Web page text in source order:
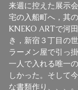
来週に控えた展示
宅の入船町へ，其
KNEKO ARTで河
き，新宿３丁目の
ラーメン屋で引っ
一人で入れる唯一
しかった。そして
な書類作り、、、